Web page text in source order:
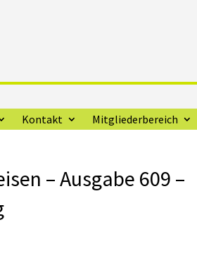
Kontakt Mitgliederbereich
– Ausgabe 609 –